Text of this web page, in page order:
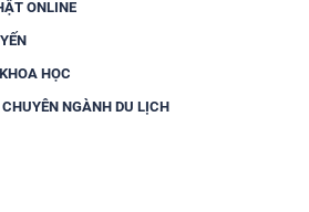
ONLINE
HỌC
NGÀNH DU LỊCH